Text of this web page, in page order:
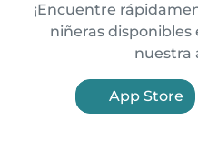
¡Encuentre
niñeras disponibles
nuestra
App Store